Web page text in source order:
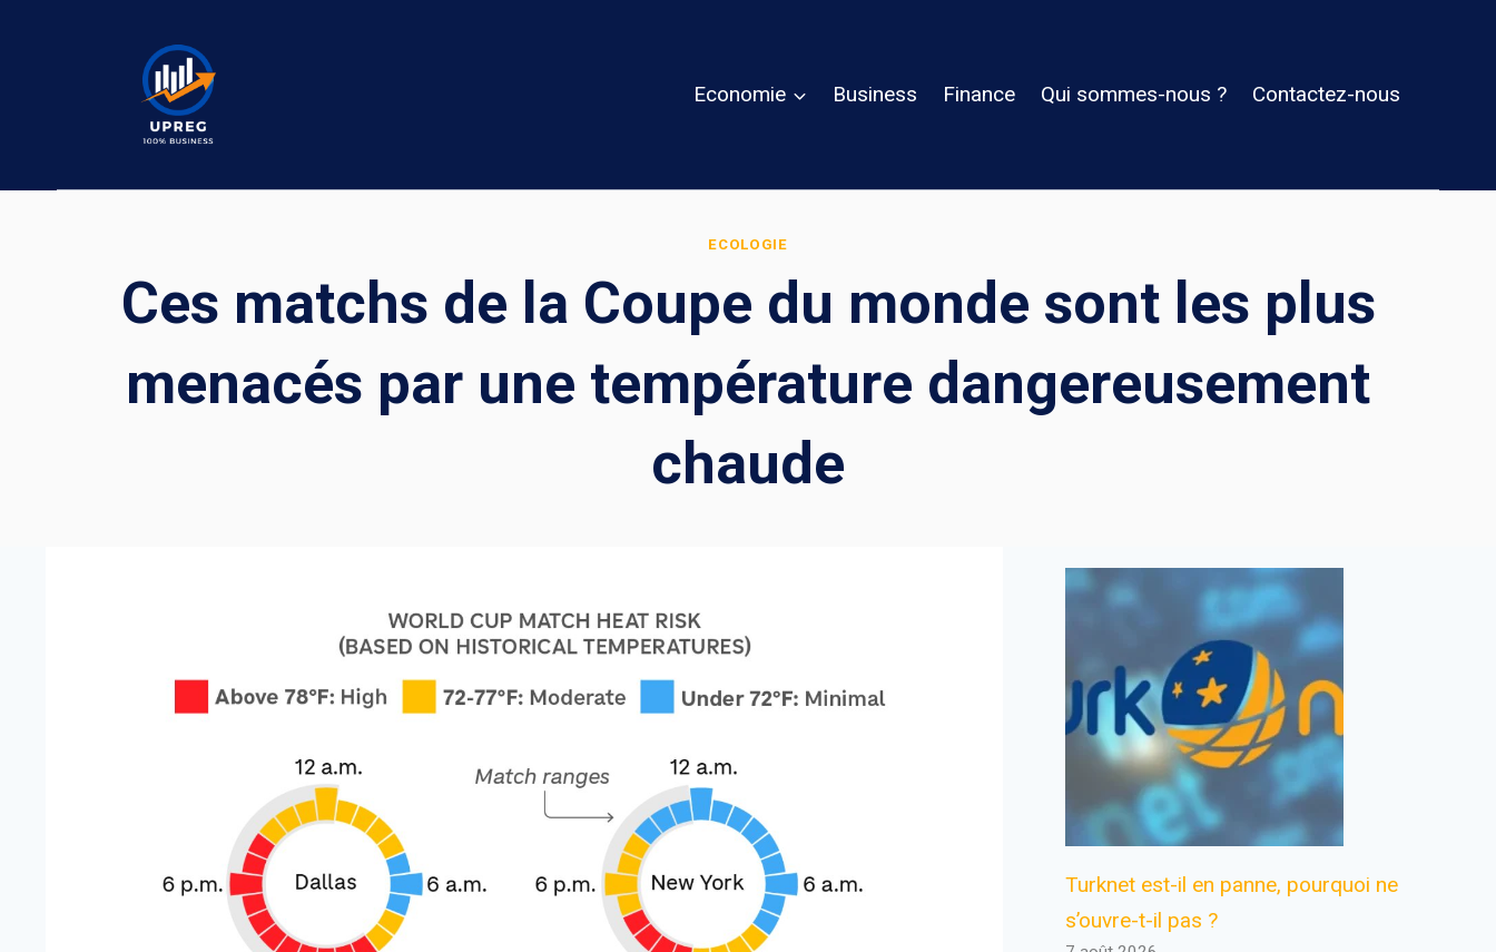
Economie Business Finance Qui sommes-nous ? Contactez-nous
ECOLOGIE
Ces matchs de la Coupe du monde sont les plus
menacés par une température dangereusement
chaude
Turknet est-il en panne, pourquoi ne
s’ouvre-t-il pas ?